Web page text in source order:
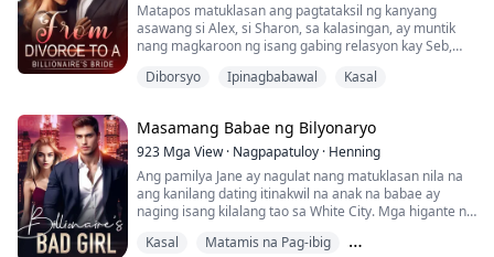
Matapos matuklasan ang pagtataksil ng kanyang
asawang si Alex, si Sharon, sa kalasingan, ay muntik
nang magkaroon ng isang gabing relasyon kay Seb,
labis na pinagsisisihan ni Alex ang kanyang mga
ang isang napakahalagang singsing na diyamante,...
Diborsyo Ipinagbabawal Kasal
Masamang Babae ng Bilyonaryo
923 Mga View· Nagpapatuloy · Henning
Ang pamilya Jane ay nagulat nang matuklasan nila na
ang kanilang dating itinakwil na anak na babae ay
naging isang kilalang tao sa White City. Mga higante ng
artista ay lahat nagpapasalamat sa kanya para sa
Kasal
Matamis na Pag-ibig